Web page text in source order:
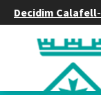
Decidim Calafell-